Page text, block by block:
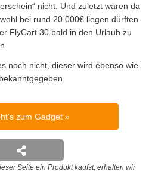
nicht. Und zuletzt wären da
bei rund 20.000€ liegen dürften.
FlyCart 30 bald in den Urlaub zu
noch nicht, dieser wird ebenso wie
zum Gadget
Seite ein Produkt kaufst, erhalten wir